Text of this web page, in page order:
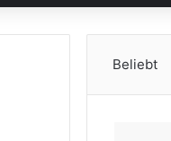
Beliebt